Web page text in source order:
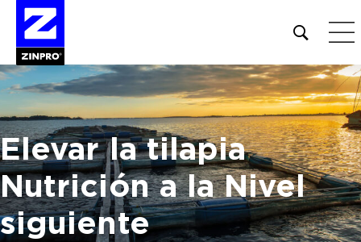
Open
site
search
form
Buscar:
Elevar la tilapia
Nutrición a laNivel
siguiente